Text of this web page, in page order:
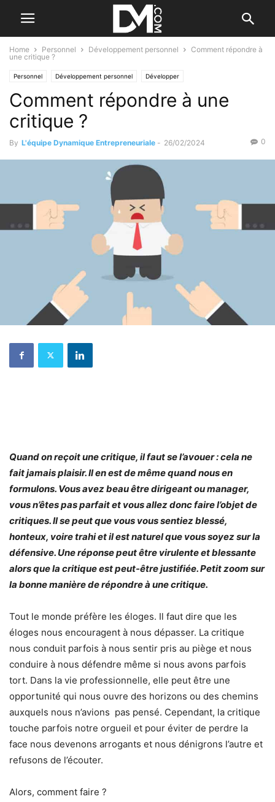
Home Personnel Développement personnel
Comment répondre à
une critique ?
Personnel Développement personnel Développer
Gestes qui vous trahissent
Comment répondre à une
critique ?
By L'équipe Dynamique Entrepreneuriale - 26/02/2024 0
Quand on reçoit une critique, il faut se l’avouer : cela ne
fait jamais plaisir. Il en est de même quand nous en
formulons. Vous avez beau être dirigeant ou manager,
vous n’êtes pas parfait et vous allez donc faire l’objet de
critiques. Il se peut que vous vous sentiez blessé,
honteux, voire trahi et il est naturel que vous soyez sur la
défensive. Une réponse peut être virulente et blessante
alors que la critique est peut-être justifiée. Petit zoom sur
la bonne manière de répondre à une critique.
Tout le monde préfère les éloges. Il faut dire que les
éloges nous encouragent à nous dépasser. La critique
nous conduit parfois à nous sentir pris au piège et nous
conduire à nous défendre même si nous avons parfois
tort. Dans la vie professionnelle, elle peut être une
opportunité qui nous ouvre des horizons ou des chemins
auxquels nous n’avions pas pensé. Cependant, la critique
touche parfois notre orgueil et pour éviter de perdre la
face nous devenons arrogants et nous dénigrons l’autre et
refusons de l’écouter.
Alors, comment faire ?